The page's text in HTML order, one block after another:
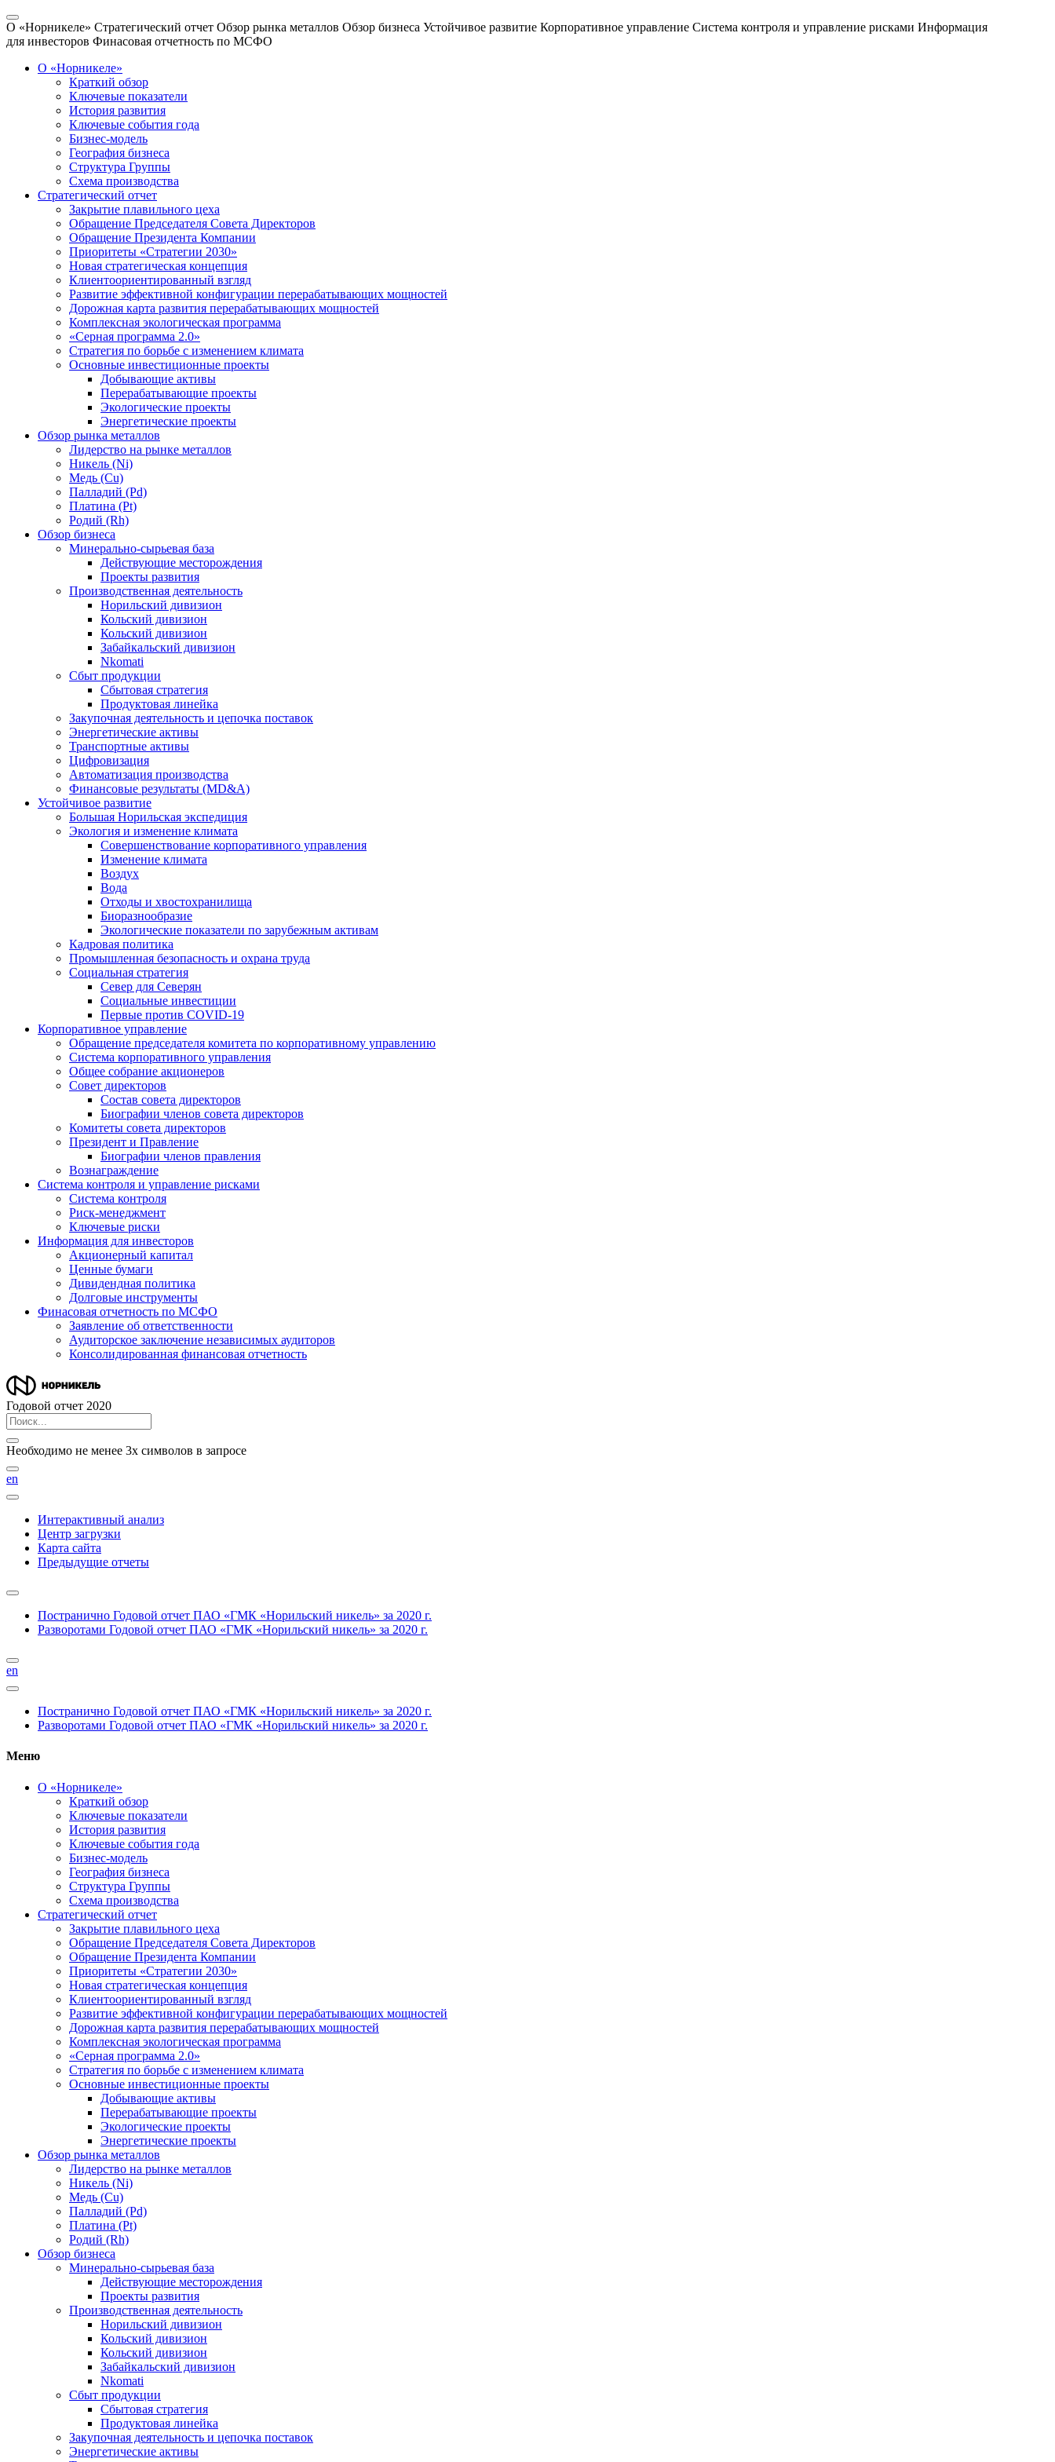
О «Норникеле» Стратегический отчет Обзор рынка металлов Обзор бизнеса Устойчивое развитие Корпоративное управление Система контроля и управление рисками Информация
для инвесторов Финасовая отчетность по МСФО
О «Норникеле»
Краткий обзор
Ключевые показатели
История развития
Ключевые события года
Бизнес-модель
География бизнеса
Структура Группы
Схема производства
Стратегический отчет
Закрытие плавильного цеха
Обращение Председателя Совета Директоров
Обращение Президента Компании
Приоритеты «Стратегии 2030»
Новая стратегическая концепция
Клиентоориентированный взгляд
Развитие эффективной конфигурации перерабатывающих мощностей
Дорожная карта развития перерабатывающих мощностей
Комплексная экологическая программа
«Серная программа 2.0»
Стратегия по борьбе с изменением климата
Основные инвестиционные проекты
Добывающие активы
Перерабатывающие проекты
Экологические проекты
Энергетические проекты
Обзор рынка металлов
Лидерство на рынке металлов
Никель (Ni)
Медь (Cu)
Палладий (Pd)
Платина (Pt)
Родий (Rh)
Обзор бизнеса
Минерально-сырьевая база
Действующие месторождения
Проекты развития
Производственная деятельность
Норильский дивизион
Кольский дивизион
Кольский дивизион
Забайкальский дивизион
Nkomati
Сбыт продукции
Сбытовая стратегия
Продуктовая линейка
Закупочная деятельность и цепочка поставок
Энергетические активы
Транспортные активы
Цифровизация
Автоматизация производства
Финансовые результаты (MD&A)
Устойчивое развитие
Большая Норильская экспедиция
Экология и изменение климата
Совершенствование корпоративного управления
Изменение климата
Воздух
Вода
Отходы и хвостохранилища
Биоразнообразие
Экологические показатели по зарубежным активам
Кадровая политика
Промышленная безопасность и охрана труда
Социальная стратегия
Север для Северян
Социальные инвестиции
Первые против COVID‑19
Корпоративное управление
Обращение председателя комитета по корпоративному управлению
Система корпоративного управления
Общее собрание акционеров
Совет директоров
Состав совета директоров
Биографии членов совета директоров
Комитеты совета директоров
Президент и Правление
Биографии членов правления
Вознаграждение
Система контроля и управление рисками
Система контроля
Риск-менеджмент
Ключевые риски
Информация для инвесторов
Акционерный капитал
Ценные бумаги
Дивидендная политика
Долговые инструменты
Финасовая отчетность по МСФО
Заявление об ответственности
Аудиторское заключение независимых аудиторов
Консолидированная финансовая отчетность
Годовой отчет 2020
Необходимо не менее 3х символов в запросе
en
Интерактивный анализ
Центр загрузки
Карта сайта
Предыдущие отчеты
Постранично Годовой отчет ПАО «ГМК «Норильский никель» за 2020 г.
Разворотами Годовой отчет ПАО «ГМК «Норильский никель» за 2020 г.
en
Постранично Годовой отчет ПАО «ГМК «Норильский никель» за 2020 г.
Разворотами Годовой отчет ПАО «ГМК «Норильский никель» за 2020 г.
Меню
О «Норникеле»
Краткий обзор
Ключевые показатели
История развития
Ключевые события года
Бизнес-модель
География бизнеса
Структура Группы
Схема производства
Стратегический отчет
Закрытие плавильного цеха
Обращение Председателя Совета Директоров
Обращение Президента Компании
Приоритеты «Стратегии 2030»
Новая стратегическая концепция
Клиентоориентированный взгляд
Развитие эффективной конфигурации перерабатывающих мощностей
Дорожная карта развития перерабатывающих мощностей
Комплексная экологическая программа
«Серная программа 2.0»
Стратегия по борьбе с изменением климата
Основные инвестиционные проекты
Добывающие активы
Перерабатывающие проекты
Экологические проекты
Энергетические проекты
Обзор рынка металлов
Лидерство на рынке металлов
Никель (Ni)
Медь (Cu)
Палладий (Pd)
Платина (Pt)
Родий (Rh)
Обзор бизнеса
Минерально-сырьевая база
Действующие месторождения
Проекты развития
Производственная деятельность
Норильский дивизион
Кольский дивизион
Кольский дивизион
Забайкальский дивизион
Nkomati
Сбыт продукции
Сбытовая стратегия
Продуктовая линейка
Закупочная деятельность и цепочка поставок
Энергетические активы